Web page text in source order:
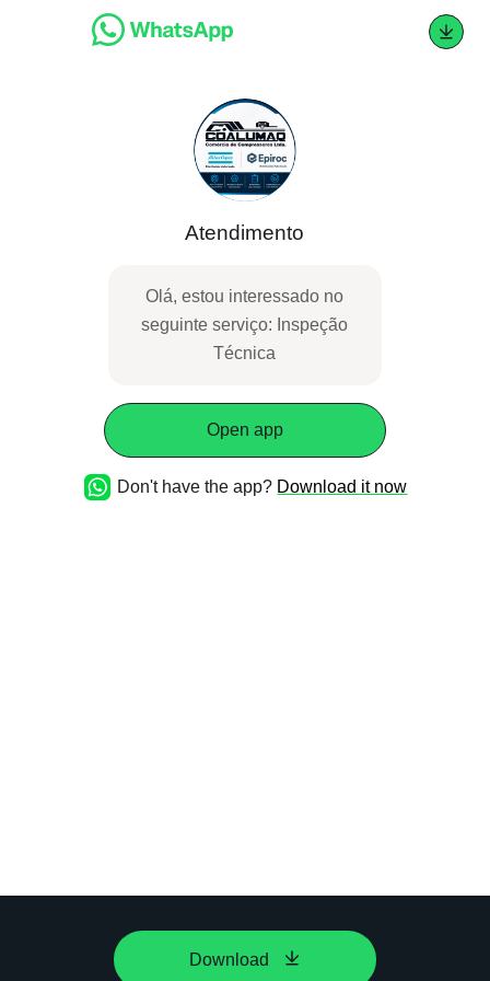
Atendimento
Olá, estou interessado no
seguinte serviço: Inspeção
Técnica
Open app
Don't have the app? Download it now
Download